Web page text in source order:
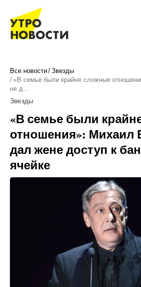
Все новости Звезды
«В семье были крайне сложные
не д…
Звезды
«В семье были
отношения»: Михаил
дал жене доступ к
ячейке